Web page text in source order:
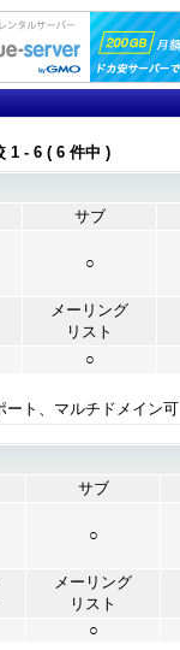
1 - 6 ( 6 件中 )
サブ
○
メーリング
リスト
○
ト、マルチドメイン可
サブ
○
メーリング
リスト
○